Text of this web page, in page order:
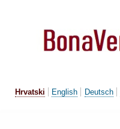
Hrvatski English Deutsch